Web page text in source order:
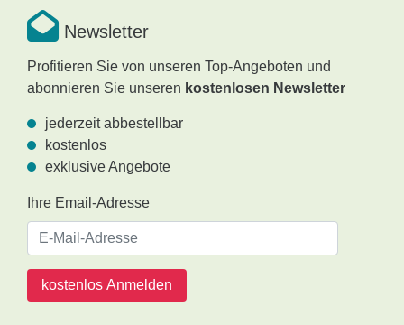
Newsletter
Profitieren Sie von unseren Top-Angeboten und
abonnieren Sie unseren kostenlosen Newsletter
jederzeit abbestellbar
kostenlos
exklusive Angebote
Ihre Email-Adresse
kostenlos Anmelden